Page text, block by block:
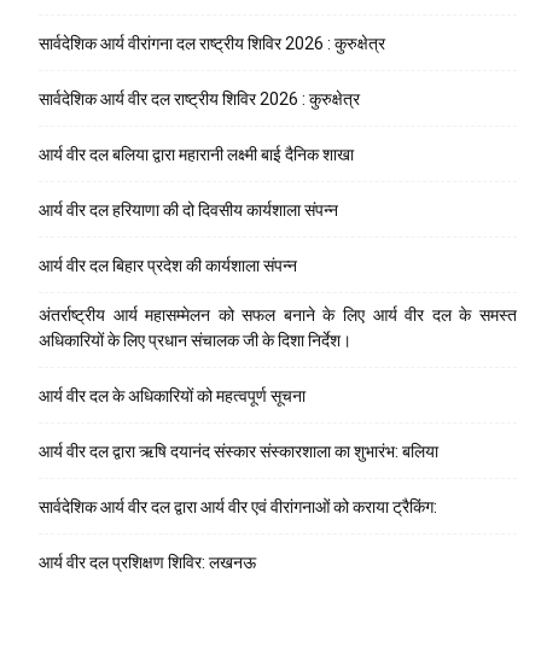
सार्वदेशिक आर्य वीरांगना दल राष्ट्रीय शिविर 2026 : कुरुक्षेत्र
सार्वदेशिक आर्य वीर दल राष्ट्रीय शिविर 2026 : कुरुक्षेत्र
आर्य वीर दल बलिया द्वारा महारानी लक्ष्मी बाई दैनिक शाखा
आर्य वीर दल हरियाणा की दो दिवसीय कार्यशाला संपन्न
आर्य वीर दल बिहार प्रदेश की कार्यशाला संपन्न
अंतर्राष्ट्रीय आर्य महासम्मेलन को सफल बनाने के लिए आर्य वीर दल के समस्त
अधिकारियों के लिए प्रधान संचालक जी के दिशा निर्देश।
आर्य वीर दल के अधिकारियों को महत्वपूर्ण सूचना
आर्य वीर दल द्वारा ऋषि दयानंद संस्कार संस्कारशाला का शुभारंभ: बलिया
सार्वदेशिक आर्य वीर दल द्वारा आर्य वीर एवं वीरांगनाओं को कराया ट्रैकिंग:
आर्य वीर दल प्रशिक्षण शिविर: लखनऊ